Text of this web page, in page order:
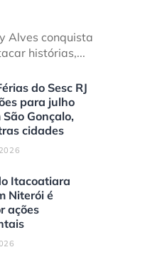
Alves conquista
histórias,...
do Sesc RJ
para julho
Gonçalo,
cidades
Itacoatiara
Niterói é
ações